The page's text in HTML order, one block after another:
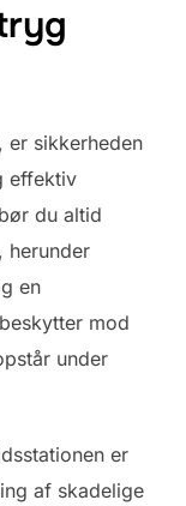
sikkerheden
effektiv
du altid
herunder
en
mod
under
er
af skadelige